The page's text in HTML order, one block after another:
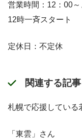
営業時間：12：00
12時一斉スタート
定休日：不定休
関連する記事
札幌で応援している
「東雲」さん